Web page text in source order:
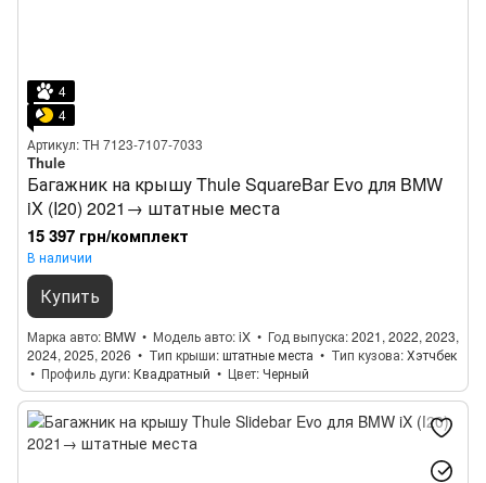
4
4
Артикул: TH 7123-7107-7033
Thule
Багажник на крышу Thule SquareBar Evo для BMW
iX (I20) 2021→ штатные места
15 397 грн/комплект
В наличии
Купить
Марка авто BMW Модель авто iX Год выпуска 2021, 2022, 2023,
2024, 2025, 2026
Тип крыши штатные места Тип кузова Хэтчбек
Профиль дуги Квадратный Цвет Черный